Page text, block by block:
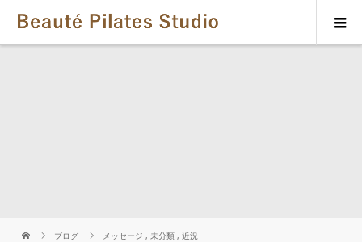
ブログ メッセージ ,未分類 ,近況